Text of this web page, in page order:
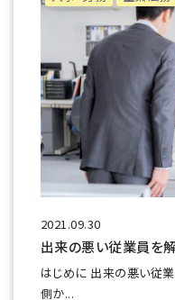
2021.09.30
出来の悪い従業員を
はじめに 出来の悪い従
側か...